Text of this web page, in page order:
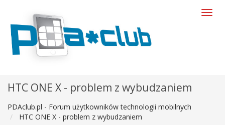
HTC ONE X - problem z wybudzaniem
PDAclub.pl - Forum użytkowników technologii mobilnych
HTC ONE X - problem z wybudzaniem